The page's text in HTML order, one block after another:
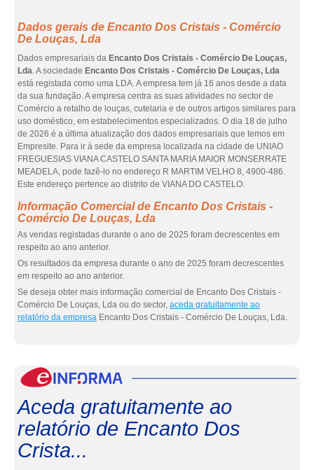
Dados gerais de Encanto Dos Cristais - Comércio
De Louças, Lda
Dados empresariais da Encanto Dos Cristais - Comércio De Louças,
Lda. A sociedade Encanto Dos Cristais - Comércio De Louças, Lda
está registada como uma LDA. A empresa tem já 16 anos desde a data
da sua fundação. A empresa centra as suas atividades no sector de
Comércio a retalho de louças, cutelaria e de outros artigos similares para
uso doméstico, em estabelecimentos especializados. O dia 18 de julho
de 2026 é a última atualização dos dados empresariais que temos em
Empresite. Para ir à sede da empresa localizada na cidade de UNIAO
FREGUESIAS VIANA CASTELO SANTA MARIA MAIOR MONSERRATE
MEADELA, pode fazê-lo no endereço R MARTIM VELHO 8, 4900-486.
Este endereço pertence ao distrito de VIANA DO CASTELO.
Informação Comercial de Encanto Dos Cristais -
Comércio De Louças, Lda
As vendas registadas durante o ano de 2025 foram decrescentes em
respeito ao ano anterior.
Os resultados da empresa durante o ano de 2025 foram decrescentes
em respeito ao ano anterior.
Se deseja obter mais informação comercial de Encanto Dos Cristais -
Comércio De Louças, Lda ou do sector, aceda gratuitamente ao
relatório da empresa Encanto Dos Cristais - Comércio De Louças, Lda.
Aceda gratuitamente ao
relatório de Encanto Dos
Crista...